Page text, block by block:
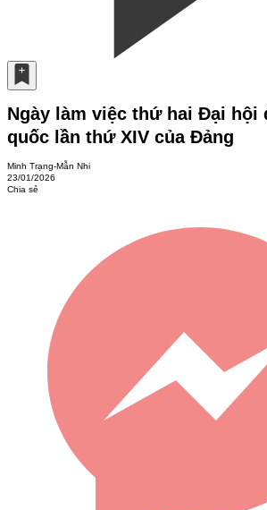
Ngày làm việc thứ hai Đại hội
quốc lần thứ XIV của Đảng
Minh Trạng-Mẫn Nhi
23/01/2026
Chia sẻ